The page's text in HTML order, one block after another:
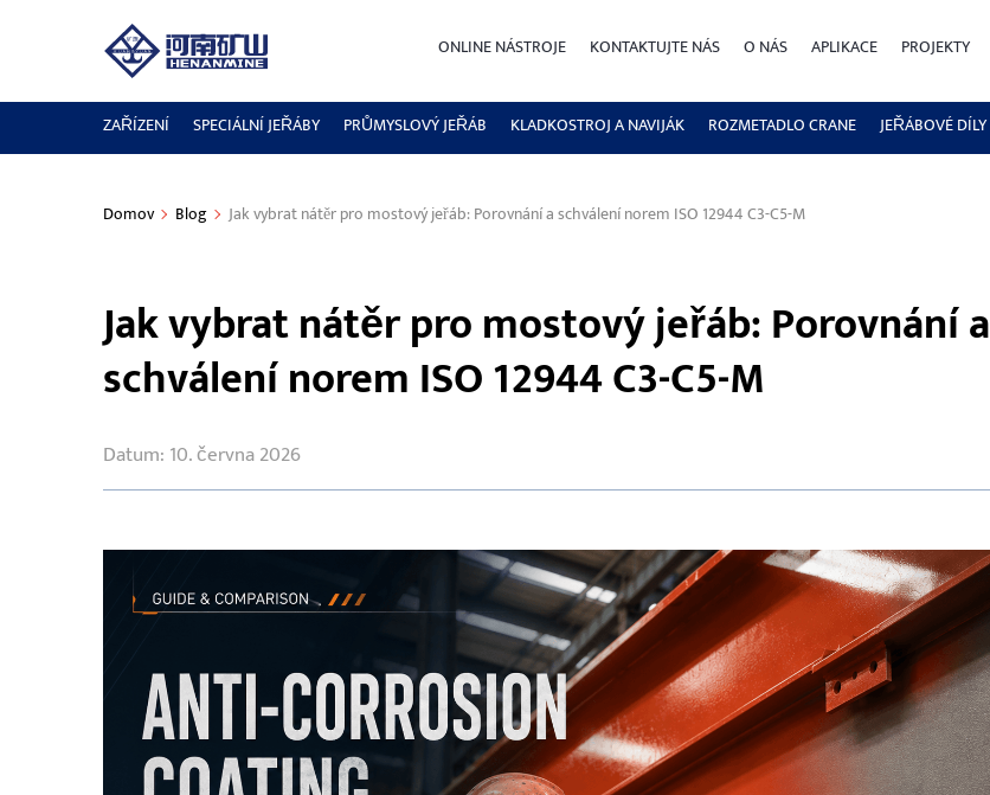
ONLINE NÁSTROJE KONTAKTUJTE NÁS O NÁS APLIKACE PROJEKTY
ZAŘÍZENÍ SPECIÁLNÍ JEŘÁBY PRŮMYSLOVÝ JEŘÁB KLADKOSTROJ A NAVIJÁK ROZMETADLO CRANE JEŘÁBOVÉ DÍLY
Domov Blog Jak vybrat nátěr pro mostový jeřáb: Porovnání a schválení norem ISO 12944 C3-C5-M
Jak vybrat nátěr pro mostový jeřáb: Porovnání a
schválení norem ISO 12944 C3-C5-M
Datum: 10. června 2026